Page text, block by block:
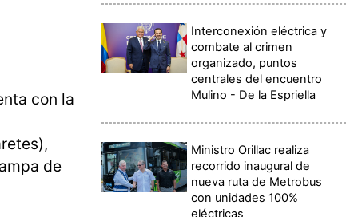
con la
de
Interconexión eléctrica y
combate al crimen
organizado, puntos
centrales del encuentro
Mulino - De la Espriella
Ministro Orillac realiza
recorrido inaugural de
nueva ruta de Metrobus
con unidades 100%
eléctricas